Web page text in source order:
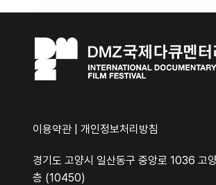
이용약관 개인정보처리방침
경기도 고양시 일산동구 중앙로 1036 고
층 (10450)